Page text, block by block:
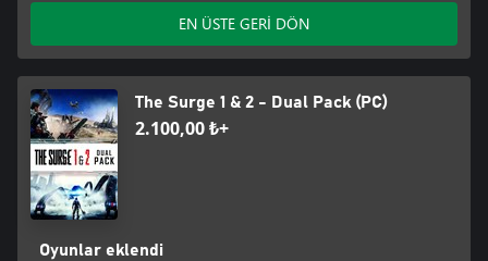
EN ÜSTE GERİ DÖN
The Surge 1 & 2 - Dual Pack (PC)
2.100,00 ₺+
Oyunlar eklendi